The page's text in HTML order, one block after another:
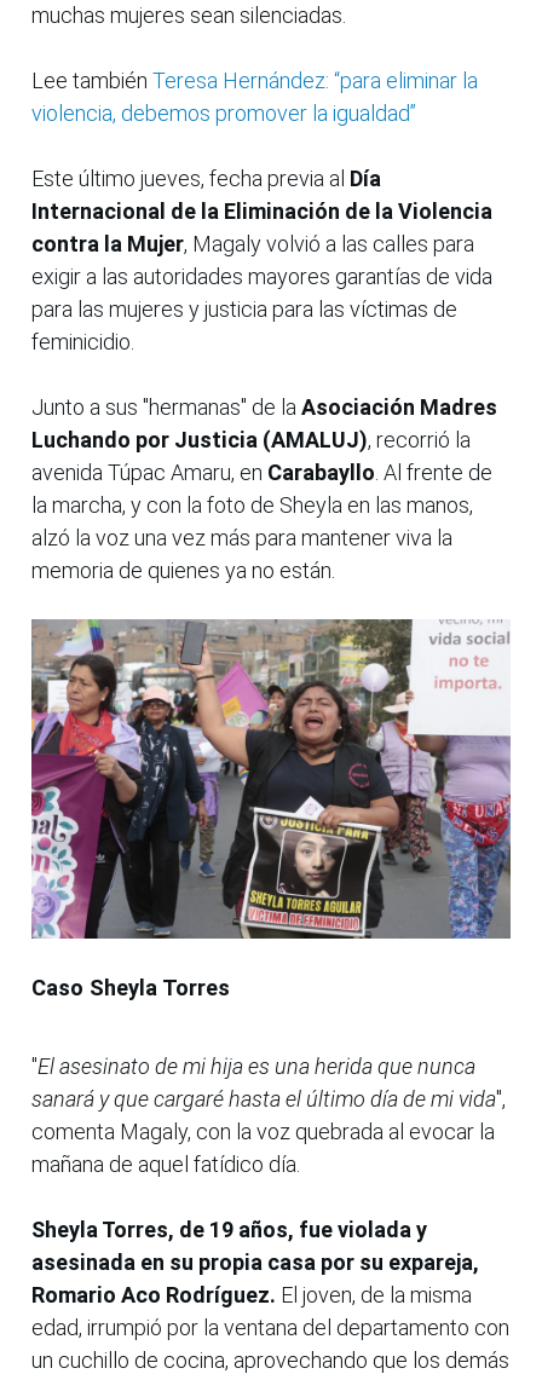
muchas mujeres sean silenciadas.
Lee también Teresa Hernández: “para eliminar la
violencia, debemos promover la igualdad”
Este último jueves, fecha previa al Día
Internacional de la Eliminación de la Violencia
contra la Mujer, Magaly volvió a las calles para
exigir a las autoridades mayores garantías de vida
para las mujeres y justicia para las víctimas de
feminicidio.
Junto a sus "hermanas" de la Asociación Madres
Luchando por Justicia (AMALUJ), recorrió la
avenida Túpac Amaru, en Carabayllo . Al frente de
la marcha, y con la foto de Sheyla en las manos,
alzó la voz una vez más para mantener viva la
memoria de quienes ya no están.
Caso Sheyla Torres
"El asesinato de mi hija es una herida que nunca
sanará y que cargaré hasta el último día de mi vida",
comenta Magaly, con la voz quebrada al evocar la
mañana de aquel fatídico día.
Sheyla Torres, de 19 años, fue violada y
asesinada en su propia casa por su expareja,
Romario Aco Rodríguez. El joven, de la misma
edad, irrumpió por la ventana del departamento con
un cuchillo de cocina, aprovechando que los demás